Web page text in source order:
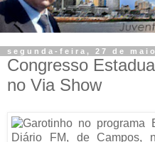
segunda-feira, 27 de
Congresso
no Via Show